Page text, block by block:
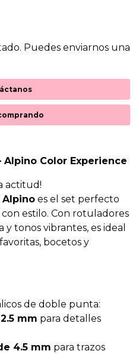
Puedes enviarnos una
Color Experience
actitud!
Alpino es el set perfecto
estilo. Con rotuladores
tonos vibrantes, es ideal
bocetos y
de doble punta:
mm para detalles
4.5 mm para trazos